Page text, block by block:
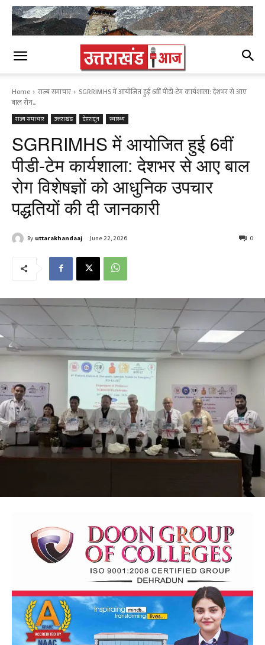
Home राज्य समाचार
SGRRIMHS में आयोजित हुई 6वीं पीडी-टेम कार्यशाला: देशभर से आए
बाल रोग...
राज्य समाचार उत्तराखंड देहरादून स्वास्थ्य
SGRRIMHS में आयोजित हुई 6वीं
पीडी-टेम कार्यशाला: देशभर से आए बाल
रोग विशेषज्ञों को आधुनिक उपचार
पद्धतियों की दी जानकारी
By uttarakhandaaj June 22, 2026 0